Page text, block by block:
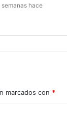
semanas hace
marcados con *